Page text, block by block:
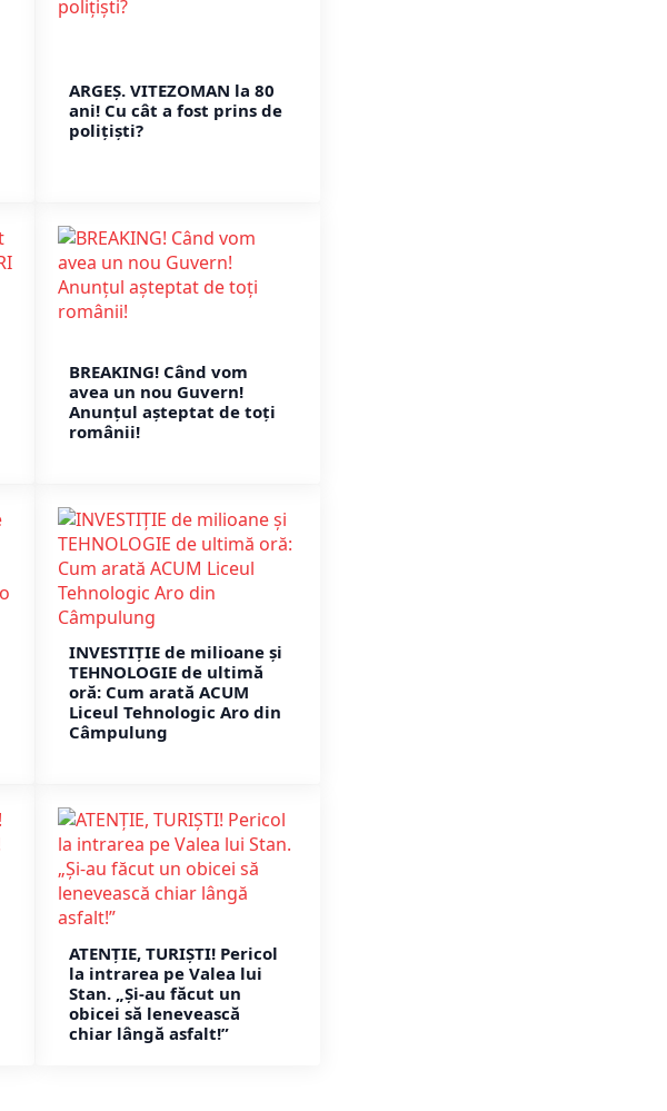
ARGEȘ. VITEZOMAN la 80
ani! Cu cât a fost prins de
polițiști?
BREAKING! Când vom
avea un nou Guvern!
Anunțul așteptat de toți
românii!
INVESTIȚIE de milioane și
TEHNOLOGIE de ultimă
oră: Cum arată ACUM
Liceul Tehnologic Aro din
Câmpulung
ATENȚIE, TURIȘTI! Pericol
la intrarea pe Valea lui
Stan. „Și-au făcut un
obicei să lenevească
chiar lângă asfalt!”